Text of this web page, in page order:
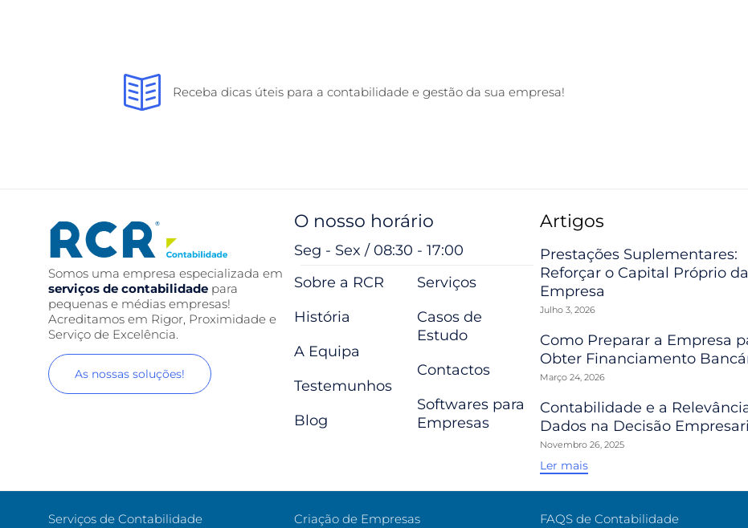
Receba dicas úteis para a contabilidade e gestão da sua empresa!
Somos uma empresa especializada em
serviços de contabilidade para
pequenas e médias empresas!
Acreditamos em Rigor, Proximidade e
Serviço de Excelência.
As nossas soluções!
O nosso horário
Seg - Sex / 08:30 - 17:00
Sobre a RCR
História
A Equipa
Testemunhos
Blog
Serviços
Casos de
Estudo
Contactos
Softwares para
Empresas
Artigos
Prestações Suplementares:
Reforçar o Capital Próprio da
Empresa
Julho 3, 2026
Como Preparar a Empresa
Obter Financiamento
Março 24, 2026
Contabilidade e a
Dados na Decisão
Novembro 26, 2025
Ler mais
Serviços de Contabilidade
Criação de Empresas
FAQS de Contabilidade